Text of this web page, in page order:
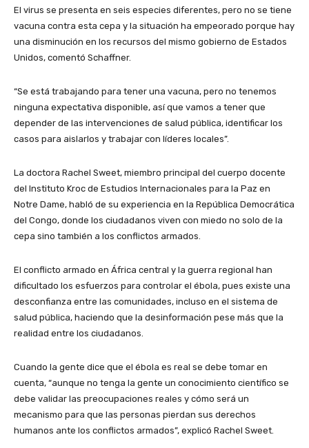
El virus se presenta en seis especies diferentes, pero no se tiene
vacuna contra esta cepa y la situación ha empeorado porque hay
una disminución en los recursos del mismo gobierno de Estados
Unidos, comentó Schaffner.
“Se está trabajando para tener una vacuna, pero no tenemos
ninguna expectativa disponible, así que vamos a tener que
depender de las intervenciones de salud pública, identificar los
casos para aislarlos y trabajar con líderes locales”.
La doctora Rachel Sweet, miembro principal del cuerpo docente
del Instituto Kroc de Estudios Internacionales para la Paz en
Notre Dame, habló de su experiencia en la República Democrática
del Congo, donde los ciudadanos viven con miedo no solo de la
cepa sino también a los conflictos armados.
El conflicto armado en África central y la guerra regional han
dificultado los esfuerzos para controlar el ébola, pues existe una
desconfianza entre las comunidades, incluso en el sistema de
salud pública, haciendo que la desinformación pese más que la
realidad entre los ciudadanos.
Cuando la gente dice que el ébola es real se debe tomar en
cuenta, “aunque no tenga la gente un conocimiento científico se
debe validar las preocupaciones reales y cómo será un
mecanismo para que las personas pierdan sus derechos
humanos ante los conflictos armados”, explicó Rachel Sweet.